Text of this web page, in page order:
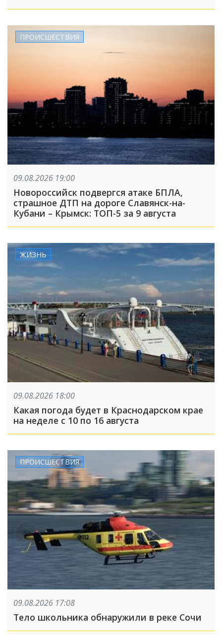
ПРОИСШЕСТВИЯ
09.08.2026 19:00
Новороссийск подвергся атаке БПЛА,
страшное ДТП на дороге Славянск-на-
Кубани – Крымск: ТОП-5 за 9 августа
ЖИЗНЬ
09.08.2026 18:00
Какая погода будет в Краснодарском крае
на неделе с 10 по 16 августа
ПРОИСШЕСТВИЯ
09.08.2026 17:08
Тело школьника обнаружили в реке Сочи